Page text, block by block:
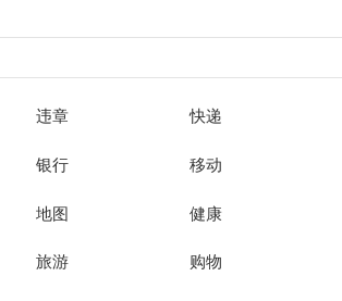
违章 快递
银行 移动
地图 健康
旅游 购物